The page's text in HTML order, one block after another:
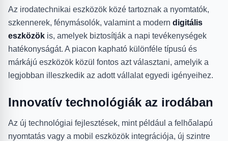
Az irodatechnikai eszközök közé tartoznak a nyomtatók,
szkennerek, fénymásolók, valamint a modern digitális
eszközök is, amelyek biztosítják a napi tevékenységek
hatékonyságát. A piacon kapható különféle típusú és
márkájú eszközök közül fontos azt választani, amelyik a
legjobban illeszkedik az adott vállalat egyedi igényeihez.
Innovatív technológiák az irodában
Az új technológiai fejlesztések, mint például a felhőalapú
nyomtatás vagy a mobil eszközök integrációja, új szintre